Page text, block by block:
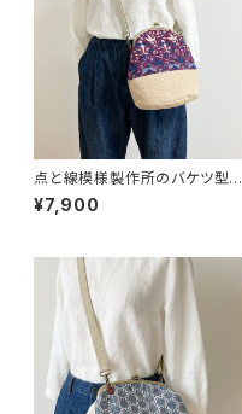
点と線模様製作所のバケツ型が
ま口バッグ(S)バード/ワイン
¥7,900